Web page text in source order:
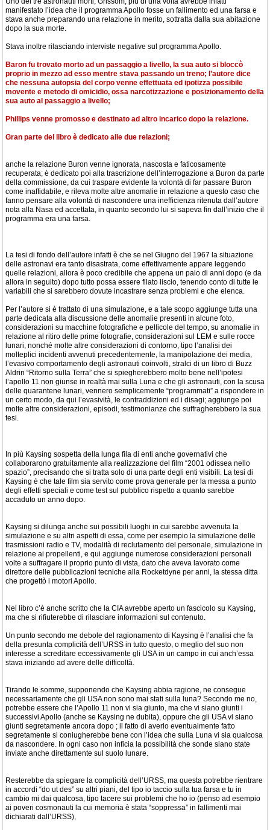
manifestato l’idea che il programma Apollo fosse un fallimento ed una farsa e
stava anche preparando una relazione in merito, sottratta dalla sua abitazione
dopo la sua morte.
Stava inoltre rilasciando interviste negative sul programma Apollo.
Baron fu trovato morto ad un passaggio a livello, la sua auto si bloccò
proprio in mezzo ad esso mentre stava passando un treno; l’autore dice
che nessuna autopsia del corpo venne effettuata ed ipotizza possibile
movente e metodo di omicidio, ossa narcotizzazione e posizionamento della
sua auto al passaggio a livello;
Phillips venne promosso e destinato ad altro incarico dopo la relazione.
Gran parte del libro è dedicato alle due relazioni;
anche la relazione Buron venne ignorata, nascosta e faticosamente
recuperata; è dedicato poi alla trascrizione dell’interrogazione a Buron da parte
della commissione, da cui traspare evidente la volontà di far passare Buron
come inaffidabile, e rileva molte altre anomalie in relazione a questo caso che
fanno pensare alla volontà di nascondere una inefficienza ritenuta dall’autore
nota alla Nasa ed accettata, in quanto secondo lui si sapeva fin dall’inizio che il
programma era una farsa.
La tesi di fondo dell’autore infatti è che se nel Giugno del 1967 la situazione
delle astronavi era tanto disastrata, come effettivamente appare leggendo
quelle relazioni, allora è poco credibile che appena un paio di anni dopo (e da
allora in seguito) dopo tutto possa essere filato liscio, tenendo conto di tutte le
variabili che si sarebbero dovute incastrare senza problemi e che elenca.
Per l’autore si è trattato di una simulazione, e a tale scopo aggiunge tutta una
parte dedicata alla discussione delle anomalie presenti in alcune foto,
considerazioni su macchine fotografiche e pellicole del tempo, su anomalie in
relazione al ritiro delle prime fotografie, considerazioni sul LEM e sulle rocce
lunari, nonché molte altre considerazioni di contorno, tipo l’analisi dei
molteplici incidenti avvenuti precedentemente, la manipolazione dei media,
l’evasivo comportamento degli astronauti coinvolti, stralci di un libro di Buzz
Aldrin “Ritorno sulla Terra” che si spiegherebbero molto bene nell’ipotesi
l’apollo 11 non giunse in realtà mai sulla Luna e che gli astronauti, con la scusa
delle quarantene lunari, vennero semplicemente “programmati” a rispondere in
un certo modo, da qui l’evasività, le contraddizioni ed i disagi; aggiunge poi
molte altre considerazioni, episodi, testimonianze che suffragherebbero la sua
tesi.
In più Kaysing sospetta della lunga fila di enti anche governativi che
collaborarono gratuitamente alla realizzazione del film “2001 odissea nello
spazio”, precisando che si tratta solo di una parte degli enti visibili. La tesi di
Kaysing è che tale film sia servito come prova generale per la messa a punto
degli effetti speciali e come test sul pubblico rispetto a quanto sarebbe
accaduto un anno dopo.
Kaysing si dilunga anche sui possibili luoghi in cui sarebbe avvenuta la
simulazione e su altri aspetti di essa, come per esempio la simulazione delle
trasmissioni radio e TV, modalità di reclutamento del personale, simulazione in
relazione ai propellenti, e qui aggiunge numerose considerazioni personali
volte a suffragare il proprio punto di vista, dato che aveva lavorato come
direttore delle pubblicazioni tecniche alla Rocketdyne per anni, la stessa ditta
che progettò i motori Apollo.
Nel libro c’è anche scritto che la CIA avrebbe aperto un fascicolo su Kaysing,
ma che si rifiuterebbe di rilasciare informazioni sul contenuto.
Un punto secondo me debole del ragionamento di Kaysing è l’analisi che fa
della presunta complicità dell’URSS in tutto questo, o meglio del suo non
interesse a screditare eccessivamente gli USA in un campo in cui anch’essa
stava iniziando ad avere delle difficoltà.
Tirando le somme, supponendo che Kaysing abbia ragione, ne consegue
necessariamente che gli USA non sono mai stati sulla luna? Secondo me no,
potrebbe essere che l’Apollo 11 non vi sia giunto, ma che vi siano giunti i
successivi Apollo (anche se Kaysing ne dubita), oppure che gli USA vi siano
giunti segretamente ancora dopo ; il fatto di averlo eventualmente fatto
segretamente si coniugherebbe bene con l’idea che sulla Luna vi sia qualcosa
da nascondere. In ogni caso non inficia la possibilità che sonde siano state
inviate anche direttamente sul suolo lunare.
Resterebbe da spiegare la complicità dell’URSS, ma questa potrebbe rientrare
in accordi “do ut des” su altri piani, del tipo io taccio sulla tua farsa e tu in
cambio mi dai qualcosa, tipo tacere sui problemi che ho io (penso ad esempio
ai poveri cosmonauti la cui memoria è stata “soppressa” in fallimenti mai
dichiarati dall’URSS),